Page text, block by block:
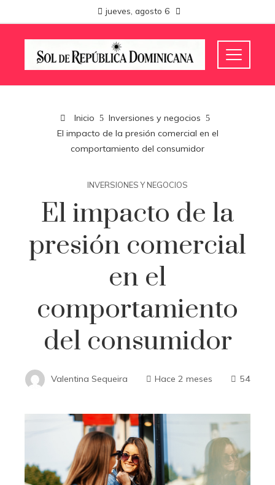
jueves, agosto 6
Inicio
Inversiones y negocios
El impacto de la presión comercial en el
comportamiento del consumidor
INVERSIONES Y NEGOCIOS
El impacto de la
presión comercial
en el
comportamiento
del consumidor
Valentina Sequeira Hace 2 meses 54